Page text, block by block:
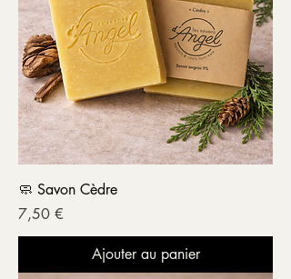
🧼 Savon Cèdre
Prix
7,50 €
Ajouter au panier